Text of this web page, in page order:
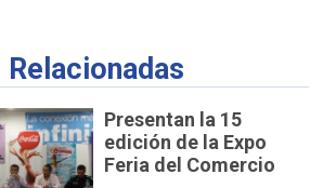
Presentan la 15
edición de la Expo
Feria del Comercio